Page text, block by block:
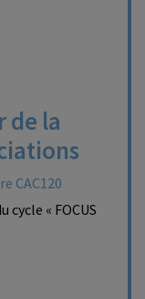
de la
CAC120
cycle « FOCUS